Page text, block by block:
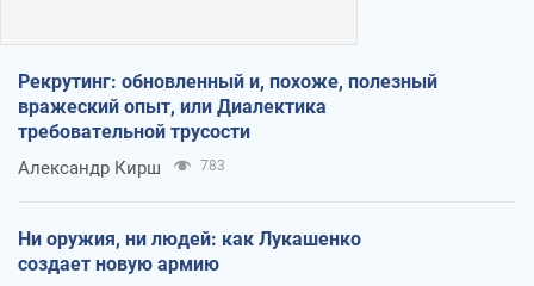
Рекрутинг: обновленный и, похоже, полезный
вражеский опыт, или Диалектика
требовательной трусости
Александр Кирш 783
Ни оружия, ни людей: как Лукашенко
создает новую армию